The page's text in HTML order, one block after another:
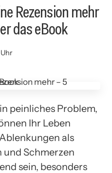
Rezension mehr
das eBook
Uhr
peinliches Problem,
Ihr Leben
als
und Schmerzen
sein, besonders